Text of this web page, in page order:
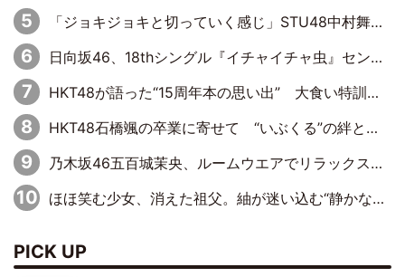
「ジョキジョキと切っていく感じ」STU48中村舞、新しい挑戦は自らの手で
日向坂46、18thシングル『イチャイチャ虫』センターは正源司陽子に決定& 佐藤優羽や平岡海月など、“ひなた坂46”からの選抜入りも注目！
HKT48が語った“15周年本の思い出” 大食い特訓・守護霊企画・制服グラビア…盛りだくさんの裏話
HKT48石橋颯の卒業に寄せて “いぶくる”の絆と後輩・龍頭綺音の決意
乃木坂46五百城茉央、ルームウエアでリラックス「今回のグラビアを見て成長を感じていただけるとうれしい」
ほほ笑む少女、消えた祖父。紬が迷い込む“静かな恐怖”――『路地裏ホテル』EP4
PICK UP